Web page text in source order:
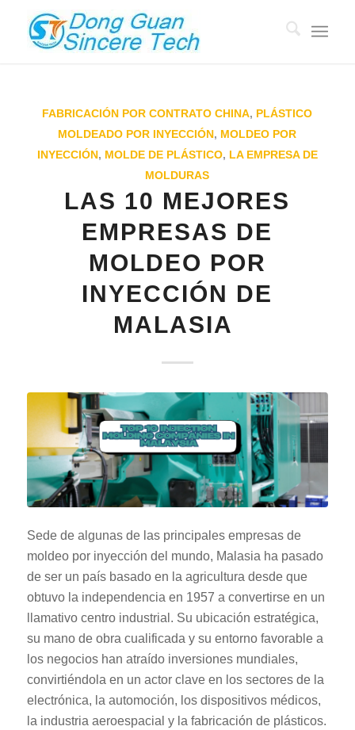
FABRICACIÓN POR CONTRATO CHINA, PLÁSTICO
MOLDEADO POR INYECCIÓN, MOLDEO POR
INYECCIÓN, MOLDE DE PLÁSTICO, LA EMPRESA DE
MOLDURAS
LAS 10 MEJORES
EMPRESAS DE
MOLDEO POR
INYECCIÓN DE
MALASIA
Sede de algunas de las principales empresas de
moldeo por inyección del mundo, Malasia ha pasado
de ser un país basado en la agricultura desde que
obtuvo la independencia en 1957 a convertirse en un
llamativo centro industrial. Su ubicación estratégica,
su mano de obra cualificada y su entorno favorable a
los negocios han atraído inversiones mundiales,
convirtiéndola en un actor clave en los sectores de la
electrónica, la automoción, los dispositivos médicos,
la industria aeroespacial y la fabricación de plásticos.